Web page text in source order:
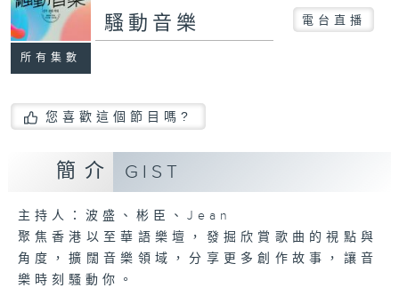
所有集數
騷動音樂 電台直播
您喜歡這個節目嗎?
簡介 GIST
主持人：波盛、彬臣、Jean
聚焦香港以至華語樂壇，發掘欣賞歌曲的視點與
角度，擴闊音樂領域，分享更多創作故事，讓音
樂時刻騷動你。